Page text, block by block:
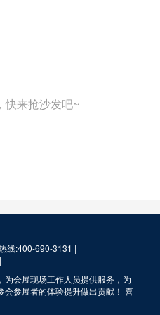
快来抢沙发吧~
线:400-690-3131 |
|
会展现场工作人员提供服务，为
参展者的体验提升做出贡献！ 喜